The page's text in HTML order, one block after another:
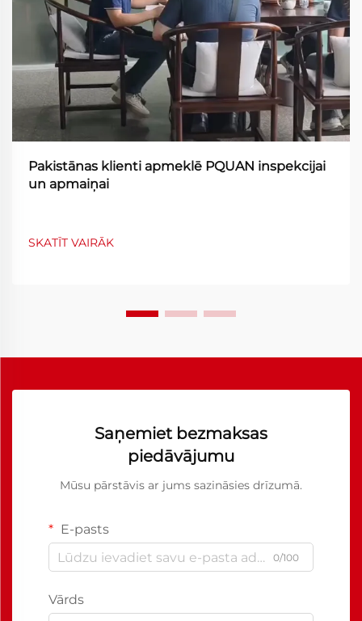
Pakistānas klienti apmeklē PQUAN inspekcijai
un apmaiņai
SKATĪT VAIRĀK
Saņemiet bezmaksas
piedāvājumu
Mūsu pārstāvis ar jums sazināsies drīzumā.
E-pasts
0/100
Vārds